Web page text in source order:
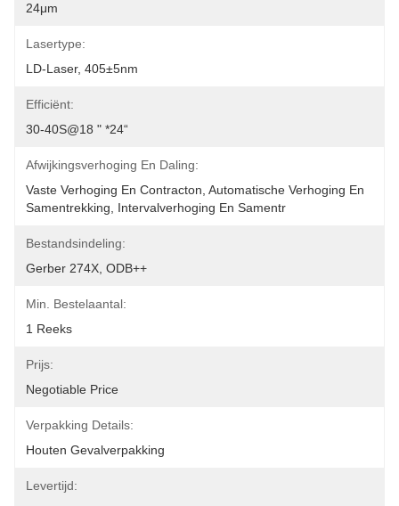
24μm
Lasertype:
LD-Laser, 405±5nm
Efficiënt:
30-40S@18 " *24“
Afwijkingsverhoging En Daling:
Vaste Verhoging En Contracton, Automatische Verhoging En
Samentrekking, Intervalverhoging En Samentr
Bestandsindeling:
Gerber 274X, ODB++
Min. Bestelaantal:
1 Reeks
Prijs:
Negotiable Price
Verpakking Details:
Houten Gevalverpakking
Levertijd: